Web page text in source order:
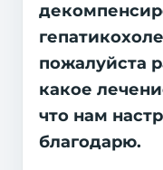
пожалуйста
какое
что нам
благодарю.